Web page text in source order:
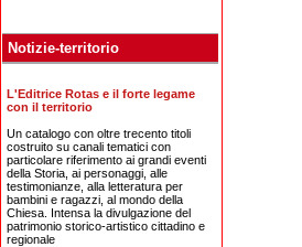
Notizie-territorio
L'Editrice Rotas e il forte legame
con il territorio
Un catalogo con oltre trecento titoli
costruito su canali tematici con
particolare riferimento ai grandi eventi
della Storia, ai personaggi, alle
testimonianze, alla letteratura per
bambini e ragazzi, al mondo della
Chiesa. Intensa la divulgazione del
patrimonio storico-artistico cittadino e
regionale